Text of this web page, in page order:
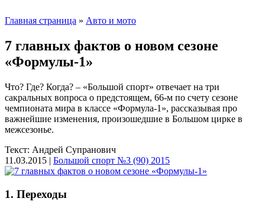
Главная страница » Авто и мото
7 главных фактов о новом сезоне
«Формулы-1»
Что? Где? Когда? – «Большой спорт» отвечает на три
сакральных вопроса о предстоящем, 66-м по счету сезоне
чемпионата мира в классе «Формула-1», рассказывая про
важнейшие изменения, произошедшие в Большом цирке в
межсезонье.
Текст: Андрей Супранович
11.03.2015 | Большой спорт №3 (90) 2015
1. Переходы